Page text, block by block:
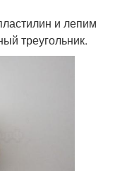
и лепим
треугольник.